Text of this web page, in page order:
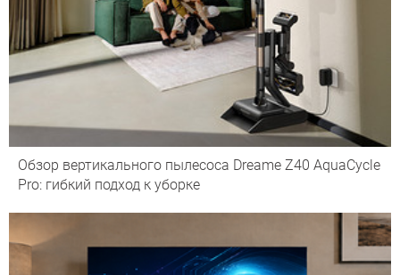
Обзор вертикального пылесоса Dreame Z40 AquaCycle
Pro: гибкий подход к уборке